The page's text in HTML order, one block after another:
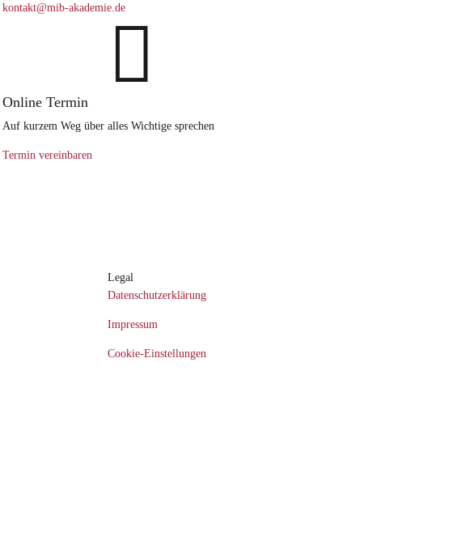
kontakt@mib-akademie.de

Online Termin
Auf kurzem Weg über alles Wichtige sprechen
Termin vereinbaren
Legal
Datenschutz­erklärung
Impressum
Cookie-Einstellungen